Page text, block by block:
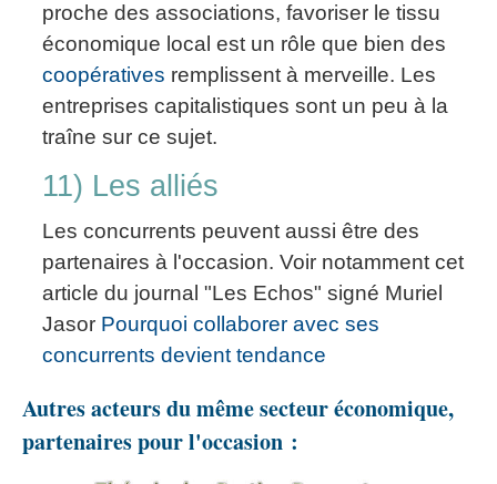
proche des associations, favoriser le tissu
économique local est un rôle que bien des
coopératives remplissent à merveille. Les
entreprises capitalistiques sont un peu à la
traîne sur ce sujet.
11) Les alliés
Les concurrents peuvent aussi être des
partenaires à l'occasion. Voir notamment cet
article du journal "Les Echos" signé Muriel
Jasor Pourquoi collaborer avec ses
concurrents devient tendance
Autres acteurs du même secteur économique,
partenaires pour l'occasion :